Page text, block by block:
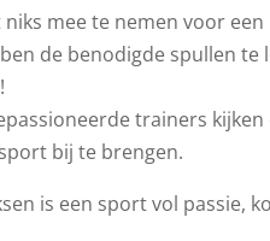
niks mee te nemen voor
de benodigde spullen
trainers
bij te brengen.
is een sport vol passie,